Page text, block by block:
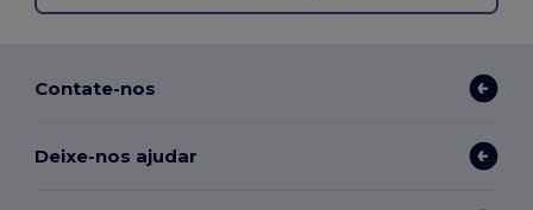
Contate-nos
Deixe-nos ajudar